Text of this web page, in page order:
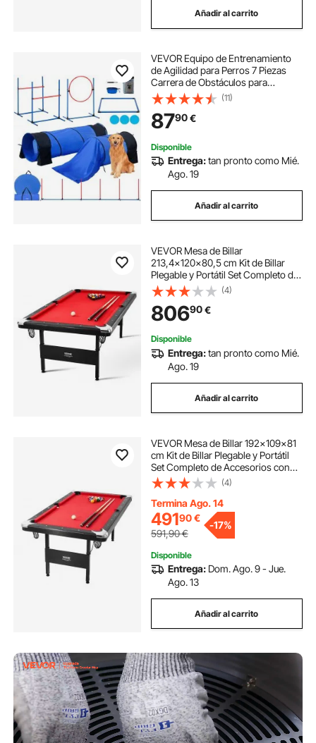
Añadir al carrito
VEVOR Equipo de Entrenamiento
de Agilidad para Perros 7 Piezas
Carrera de Obstáculos para
Cachorros con Vallas Altas
Ajustables 6 Postes 2 Túneles Anillo
de Salto Caja de Descanso Silbato
Cuenco
(11)
8790€
Disponible
Entrega:tan pronto como Mié.
Ago. 19
Añadir al carrito
VEVOR Mesa de Billar
213,4x120x80,5 cm Kit de Billar
Plegable y Portátil Set Completo de
Accesorios con Bolas, Tacos, Tizas
y Pincel Color Negro con Tela Roja
para Sala de Juegos, Hogar, Club,
Bar
(4)
80690€
Disponible
Entrega:tan pronto como Mié.
Ago. 19
Añadir al carrito
VEVOR Mesa de Billar 192x109x81
cm Kit de Billar Plegable y Portátil
Set Completo de Accesorios con
Bolas, Tacos, Tizas y Pincel Color
Negro con Tela Roja para Sala de
Juegos, Hogar, Club, Cafetería
(4)
Termina Ago. 14
49190€
591,90€
-17%
Disponible
Entrega: Dom. Ago. 9 - Jue.
Ago. 13
Añadir al carrito